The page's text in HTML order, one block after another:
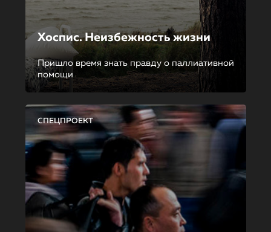
Хоспис. Неизбежность жизни
Пришло время знать правду о паллиативной
помощи
СПЕЦПРОЕКТ